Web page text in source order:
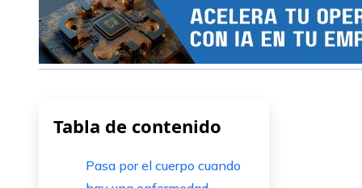
Tabla de contenido
Pasa por el cuerpo cuando